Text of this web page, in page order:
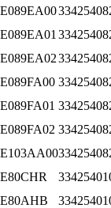
E089EA00
E089EA01
E089EA02
E089FA00
E089FA01
E089FA02
E103AA00
E80CHR
E80AHB